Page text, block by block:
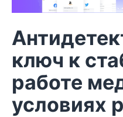
ключ к
работе
условиях